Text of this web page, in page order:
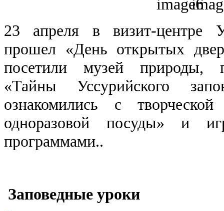
23 апреля в визит-центре
прошел «День открытых
посетили музей природы,
«Тайны Уссурийского
ознакомились с
одноразовой посуды» и
программами..
Заповедные уроки